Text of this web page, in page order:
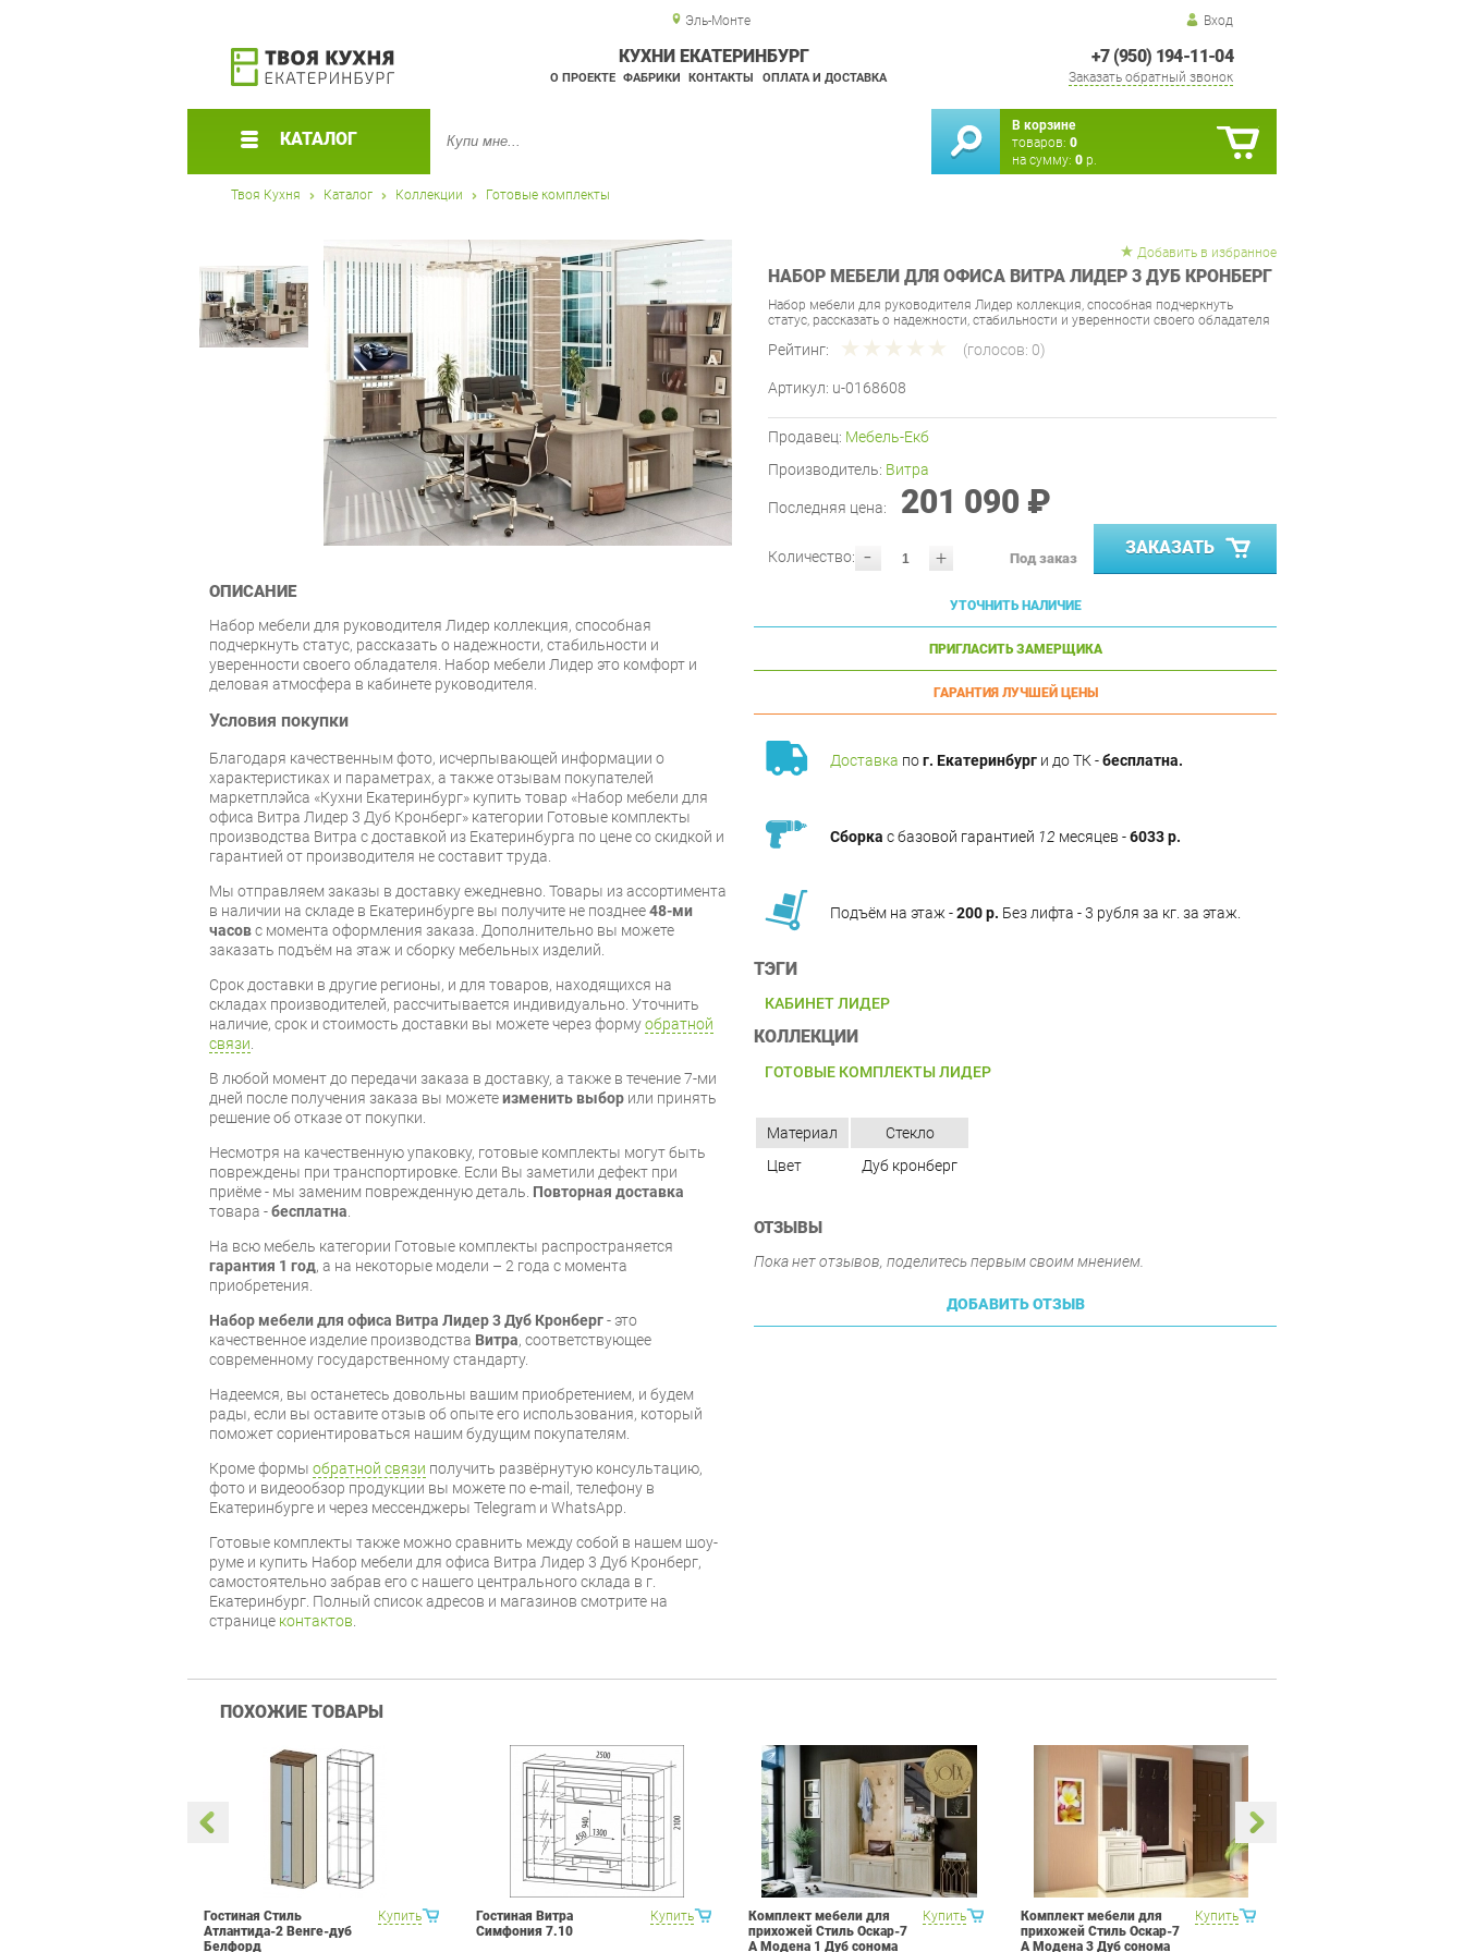
Эль-Монте Вход
+7 (950) 194-11-04
Заказать обратный звонок
КУХНИ ЕКАТЕРИНБУРГ
О ПРОЕКТЕ ФАБРИКИ КОНТАКТЫ ОПЛАТА И ДОСТАВКА
КАТАЛОГ
В корзине
товаров: 0
на сумму: 0 р.
Твоя Кухня Каталог Коллекции Готовые комплекты
Добавить в избранное
НАБОР МЕБЕЛИ ДЛЯ ОФИСА ВИТРА ЛИДЕР 3 ДУБ КРОНБЕРГ
Набор мебели для руководителя Лидер коллекция, способная подчеркнуть
статус, рассказать о надежности, стабильности и уверенности своего обладателя
Рейтинг: (голосов: 0)
Артикул: u-0168608
Продавец: Мебель-Екб
Производитель: Витра
Последняя цена: 201 090 ₽
- +
Количество: Под заказ
ЗАКАЗАТЬ
УТОЧНИТЬ НАЛИЧИЕ
ПРИГЛАСИТЬ ЗАМЕРЩИКА
ГАРАНТИЯ ЛУЧШЕЙ ЦЕНЫ
Доставка пог. Екатеринбург и до ТК -бесплатна.
Сборка с базовой гарантией 12 месяцев -6033 р.
Подъём на этаж -200 р. Без лифта - 3 рубля за кг. за этаж.
ТЭГИ
КАБИНЕТ ЛИДЕР
КОЛЛЕКЦИИ
ГОТОВЫЕ КОМПЛЕКТЫ ЛИДЕР
ОПИСАНИЕ
Набор мебели для руководителя Лидер коллекция, способная
подчеркнуть статус, рассказать о надежности, стабильности и
уверенности своего обладателя. Набор мебели Лидер это комфорт и
деловая атмосфера в кабинете руководителя.
Условия покупки
Благодаря качественным фото, исчерпывающей информации о
характеристиках и параметрах, а также отзывам покупателей
маркетплэйса «Кухни Екатеринбург» купить товар «Набор мебели для
офиса Витра Лидер 3 Дуб Кронберг» категории Готовые комплекты
производства Витра с доставкой из Екатеринбурга по цене со скидкой и
гарантией от производителя не составит труда.
Мы отправляем заказы в доставку ежедневно. Товары из ассортимента
в наличии на складе в Екатеринбурге вы получите не позднее48-ми
часовс момента оформления заказа. Дополнительно вы можете
заказать подъём на этаж и сборку мебельных изделий.
Срок доставки в другие регионы, и для товаров, находящихся на
складах производителей, рассчитывается индивидуально. Уточнить
наличие, срок и стоимость доставки вы можете через формуобратной
связи.
В любой момент до передачи заказа в доставку, а также в течение 7-ми
дней после получения заказа вы можетеизменить выбор или принять
решение об отказе от покупки.
Несмотря на качественную упаковку, готовые комплекты могут быть
повреждены при транспортировке. Если Вы заметили дефект при
приёме - мы заменим поврежденную деталь. Повторная доставка
товара -бесплатна.
На всю мебель категории Готовые комплекты распространяется
гарантия 1 год, а на некоторые модели – 2 года с момента
приобретения.
Набор мебели для офиса Витра Лидер 3 Дуб Кронберг- это
качественное изделие производства Витра, соответствующее
современному государственному стандарту.
Надеемся, вы останетесь довольны вашим приобретением, и будем
рады, если вы оставите отзыв об опыте его использования, который
поможет сориентироваться нашим будущим покупателям.
Кроме формы обратной связи получить развёрнутую консультацию,
фото и видеообзор продукции вы можете по e-mail, телефону в
Екатеринбурге и через мессенджеры Telegram и WhatsApp.
Готовые комплекты также можно сравнить между собой в нашем шоу-
руме и купить Набор мебели для офиса Витра Лидер 3 Дуб Кронберг,
самостоятельно забрав его с нашего центрального склада в г.
Екатеринбург. Полный список адресов и магазинов смотрите на
странице контактов.
Материал
Стекло
Цвет
Дуб кронберг
ОТЗЫВЫ
Пока нет отзывов, поделитесь первым своим мнением.
ДОБАВИТЬ ОТЗЫВ
ПОХОЖИЕ ТОВАРЫ
Купить
Гостиная Стиль
Атлантида-2 Венге-дуб
Белфорд
Купить
Гостиная Витра
Симфония 7.10
Купить
Комплект мебели для
прихожей Стиль Оскар-7
А Модена 1 Дуб сонома
Купить
Комплект мебели для
прихожей Стиль Оскар-7
А Модена 3 Дуб сонома